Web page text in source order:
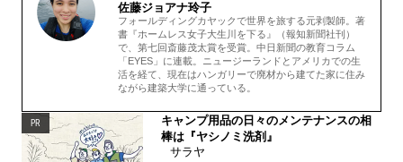
佐藤ジョアナ玲子
フォールディングカヤックで世界を旅する元剥製師。著
書『ホームレス女子大生川を下る』（報知新聞社刊）
で、第七回斎藤茂太賞を受賞。中日新聞の教育コラム
「EYES」に連載。ニュージーランドとアメリカでの生
活を経て、現在はハンガリーで廃材から建てた家に住み
ながら建築大学に通っている。
PR
キャンプ用品の日々のメンテナンスの相
棒は『ヤシノミ洗剤』
サラヤ